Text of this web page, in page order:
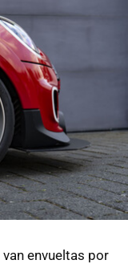
van envueltas por